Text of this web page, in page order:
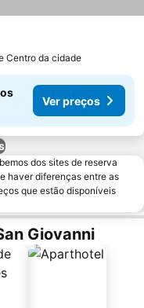
Centro da cidade
Ver preços
dos sites de reserva
haver diferenças entre as
que estão disponíveis
Giovanni